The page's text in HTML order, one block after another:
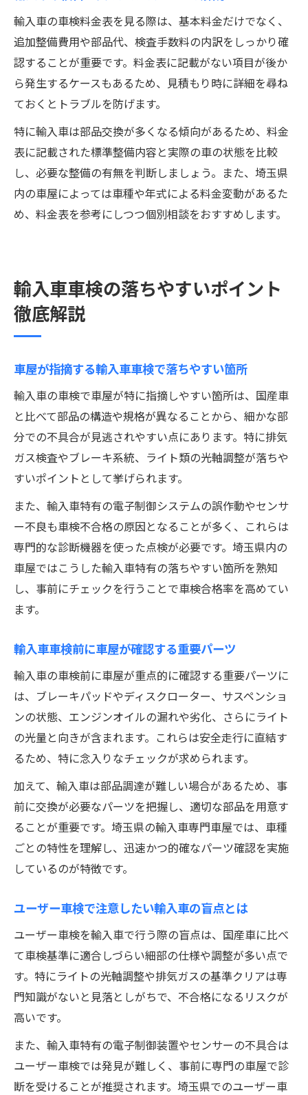
輸入車の車検料金表を見る際は、基本料金だけでなく、
追加整備費用や部品代、検査手数料の内訳をしっかり確
認することが重要です。料金表に記載がない項目が後か
ら発生するケースもあるため、見積もり時に詳細を尋ね
ておくとトラブルを防げます。
特に輸入車は部品交換が多くなる傾向があるため、料金
表に記載された標準整備内容と実際の車の状態を比較
し、必要な整備の有無を判断しましょう。また、埼玉県
内の車屋によっては車種や年式による料金変動があるた
め、料金表を参考にしつつ個別相談をおすすめします。
輸入車車検の落ちやすいポイント
徹底解説
車屋が指摘する輸入車車検で落ちやすい箇所
輸入車の車検で車屋が特に指摘しやすい箇所は、国産車
と比べて部品の構造や規格が異なることから、細かな部
分での不具合が見逃されやすい点にあります。特に排気
ガス検査やブレーキ系統、ライト類の光軸調整が落ちや
すいポイントとして挙げられます。
また、輸入車特有の電子制御システムの誤作動やセンサ
ー不良も車検不合格の原因となることが多く、これらは
専門的な診断機器を使った点検が必要です。埼玉県内の
車屋ではこうした輸入車特有の落ちやすい箇所を熟知
し、事前にチェックを行うことで車検合格率を高めてい
ます。
輸入車車検前に車屋が確認する重要パーツ
輸入車の車検前に車屋が重点的に確認する重要パーツに
は、ブレーキパッドやディスクローター、サスペンショ
ンの状態、エンジンオイルの漏れや劣化、さらにライト
の光量と向きが含まれます。これらは安全走行に直結す
るため、特に念入りなチェックが求められます。
加えて、輸入車は部品調達が難しい場合があるため、事
前に交換が必要なパーツを把握し、適切な部品を用意す
ることが重要です。埼玉県の輸入車専門車屋では、車種
ごとの特性を理解し、迅速かつ的確なパーツ確認を実施
しているのが特徴です。
ユーザー車検で注意したい輸入車の盲点とは
ユーザー車検を輸入車で行う際の盲点は、国産車に比べ
て車検基準に適合しづらい細部の仕様や調整が多い点で
す。特にライトの光軸調整や排気ガスの基準クリアは専
門知識がないと見落としがちで、不合格になるリスクが
高いです。
また、輸入車特有の電子制御装置やセンサーの不具合は
ユーザー車検では発見が難しく、事前に専門の車屋で診
断を受けることが推奨されます。埼玉県でのユーザー車